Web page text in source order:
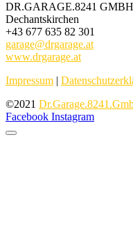
DR.GARAGE.8241 GMBH
Dechantskirchen
+43 677 635 82 301
garage@drgarage.at
www.drgarage.at
Impressum |
©2021
Facebook Instagram